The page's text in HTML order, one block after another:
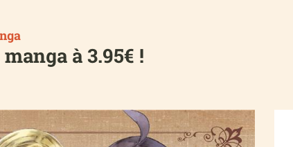
à 3.95€ !